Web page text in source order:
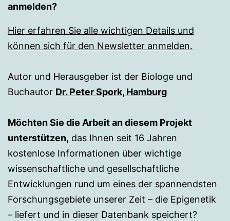
anmelden?
Hier erfahren Sie alle wichtigen Details und
können sich für den Newsletter anmelden.
Autor und Herausgeber ist der Biologe und
Buchautor Dr. Peter Spork, Hamburg
Möchten Sie die Arbeit an diesem Projekt
unterstützen, das Ihnen seit 16 Jahren
kostenlose Informationen über wichtige
wissenschaftliche und gesellschaftliche
Entwicklungen rund um eines der spannendsten
Forschungsgebiete unserer Zeit – die Epigenetik
– liefert und in dieser Datenbank speichert?